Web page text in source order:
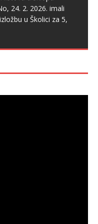
24. 2. 2026. imali
u Školici za 5,